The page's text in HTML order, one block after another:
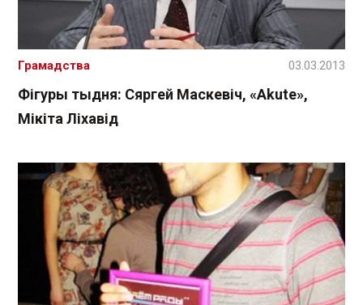
Фігуры тыдня: Сяргей Маскевіч, «Akute»,
Мікіта Ліхавід
Грамадства 03.03.2013